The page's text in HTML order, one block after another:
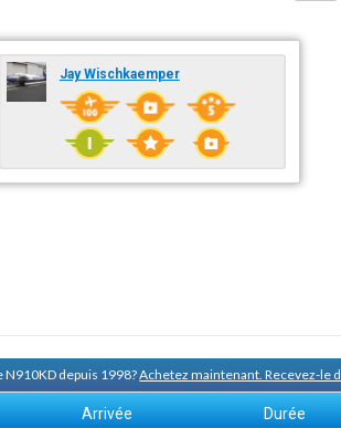
Jay Wischkaemper
depuis 1998?Achetez maintenant. Recevez-le
Arrivée Durée